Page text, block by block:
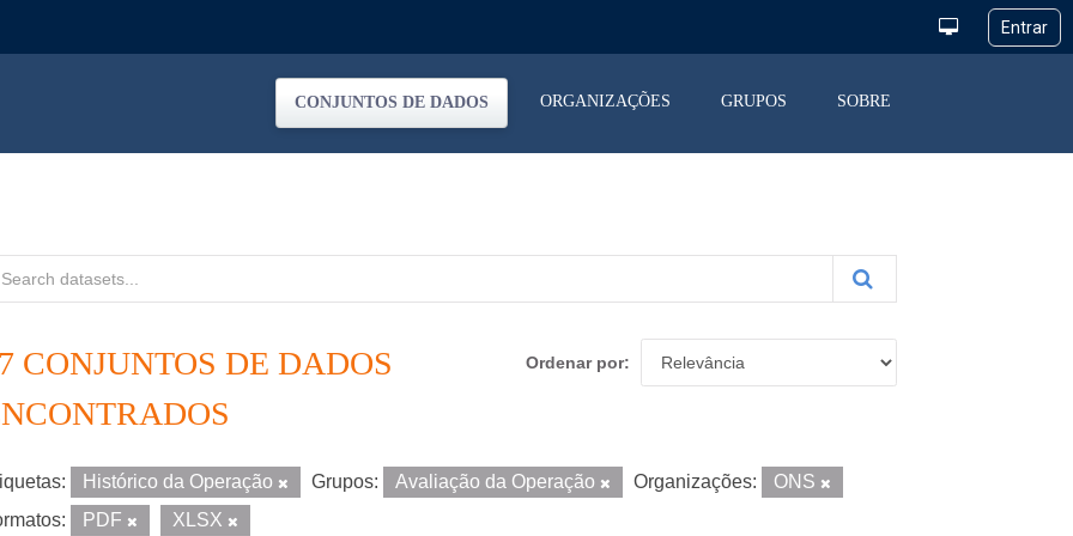
CONJUNTOS DE DADOS ORGANIZAÇÕES GRUPOS SOBRE
Ordenar por
CONJUNTOS DE DADOS
Histórico da Operação Grupos: Avaliação da Operação Organizações:
ONS
PDF XLSX